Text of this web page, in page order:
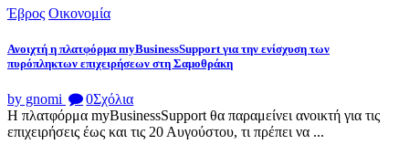
Έβρος Οικονομία
Ανοιχτή η πλατφόρμα myBusinessSupport για την ενίσχυση των
πυρόπληκτων επιχειρήσεων στη Σαμοθράκη
by gnomi 0Σχόλια
Η πλατφόρμα myBusinessSupport θα παραμείνει ανοικτή για τις
επιχειρήσεις έως και τις 20 Αυγούστου, τι πρέπει να ...